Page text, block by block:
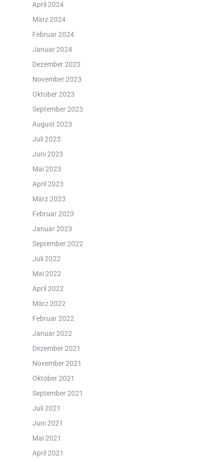
April 2024
März 2024
Februar 2024
Januar 2024
Dezember 2023
November 2023
Oktober 2023
September 2023
August 2023
Juli 2023
Juni 2023
Mai 2023
April 2023
März 2023
Februar 2023
Januar 2023
September 2022
Juli 2022
Mai 2022
April 2022
März 2022
Februar 2022
Januar 2022
Dezember 2021
November 2021
Oktober 2021
September 2021
Juli 2021
Juni 2021
Mai 2021
April 2021